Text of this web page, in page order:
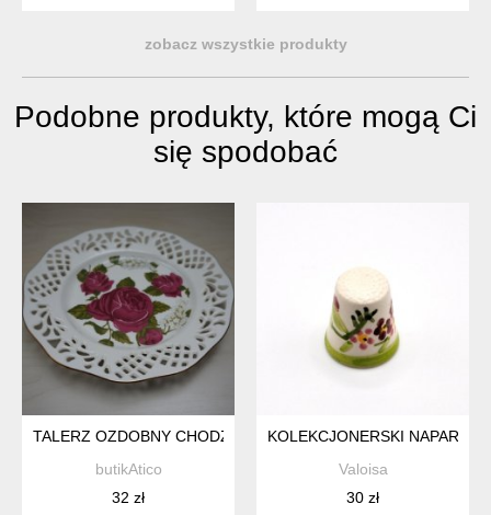
zobacz wszystkie produkty
Podobne produkty, które mogą Ci
się spodobać
TALERZ OZDOBNY CHODZIEŻ *8
butikAtico
32 zł
KOLEKCJONERSKI
Valoisa
30 zł